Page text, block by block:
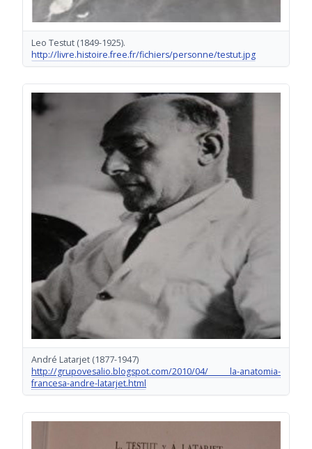
Leo Testut (1849-1925).
http://livre.histoire.free.fr/fichiers/personne/testut.jpg
André Latarjet (1877-1947)
http://grupovesalio.blogspot.com/2010/04/ la-anatomia-
francesa-andre-latarjet.html